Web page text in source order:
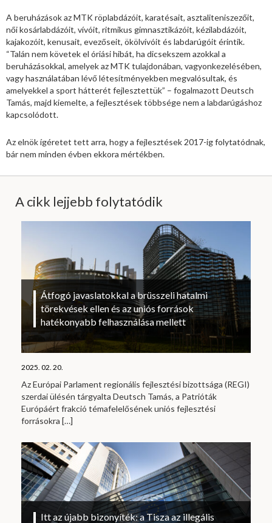
A beruházások az MTK röplabdázóit, karatésait, asztaliteniszezőit,
női kosárlabdázóit, vívóit, ritmikus gimnasztikázóit, kézilabdázóit,
kajakozóit, kenusait, evezőseit, ökölvívóit és labdarúgóit érintik.
“Talán nem követek el óriási hibát, ha dicsekszem azokkal a
beruházásokkal, amelyek az MTK tulajdonában, vagyonkezelésében,
vagy használatában lévő létesítményekben megvalósultak, és
amelyekkel a sport hátterét fejlesztettük” – fogalmazott Deutsch
Tamás, majd kiemelte, a fejlesztések többsége nem a labdarúgáshoz
kapcsolódott.
Az elnök ígéretet tett arra, hogy a fejlesztések 2017-ig folytatódnak,
bár nem minden évben ekkora mértékben.
A cikk lejjebb folytatódik
Átfogó javaslatokkal a brüsszeli hatalmi
törekvések ellen és az uniós források
hatékonyabb felhasználása mellett
2025. 02. 20.
Az Európai Parlament regionális fejlesztési bizottsága (REGI)
szerdai ülésén tárgyalta Deutsch Tamás, a Patrióták
Európáért frakció témafelelősének uniós fejlesztési
forrásokra […]
Itt az újabb bizonyíték: a Tisza az illegális